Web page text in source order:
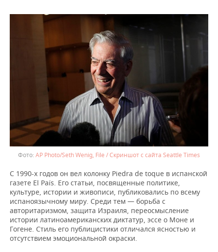
AP Photo/Seth Wenig, File / Скриншот с сайта Seattle Times
С 1990-х годов он вел колонку Piedra de toque в испанской
газете El País. Его статьи, посвященные политике,
культуре, истории и живописи, публиковались по всему
испаноязычному миру. Среди тем — борьба с
авторитаризмом, защита Израиля, переосмысление
истории латиноамериканских диктатур, эссе о Моне и
Гогене. Стиль его публицистики отличался ясностью и
отсутствием эмоциональной окраски.